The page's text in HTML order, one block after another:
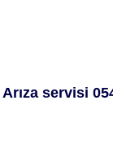
Arıza servisi